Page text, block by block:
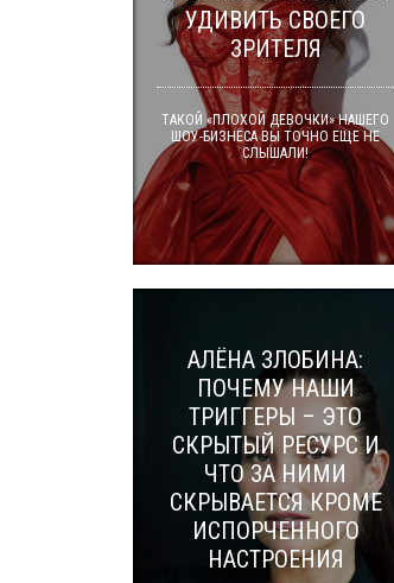
УДИВИТЬ СВОЕГО
ЗРИТЕЛЯ
ТАКОЙ «ПЛОХОЙ ДЕВОЧКИ» НАШЕГО
ШОУ-БИЗНЕСА ВЫ ТОЧНО ЕЩЕ НЕ
СЛЫШАЛИ!
АЛЁНА ЗЛОБИНА:
ПОЧЕМУ НАШИ
ТРИГГЕРЫ – ЭТО
СКРЫТЫЙ РЕСУРС И
ЧТО ЗА НИМИ
СКРЫВАЕТСЯ КРОМЕ
ИСПОРЧЕННОГО
НАСТРОЕНИЯ